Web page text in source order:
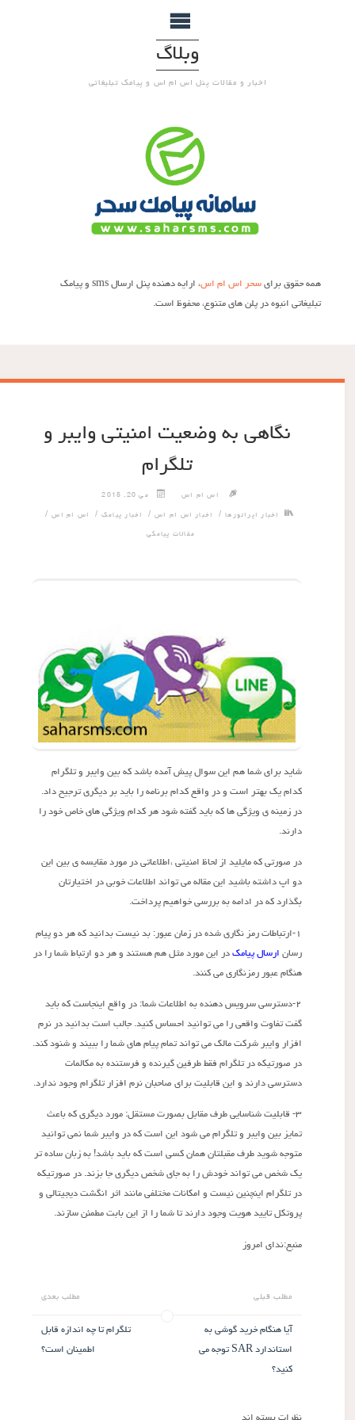
وبلاگ
اخبار و مقالات پنل اس ام اس و پیامک تبلیغاتی
همه حقوق برایسحر اس ام اس
، ارایه دهنده پنل ارسال sms و پیامک
تبلیغاتی انبوه در پلن های متنوع، محفوظ است.
نگاهی به وضعیت امنیتی وایبر و
تلگرام
اس ام اس می 20, 2015
اخبار اپراتورها/ اخبار اس ام اس / اخبار پیامک/ اس ام اس/
مقالات پیامکی
شاید برای شما هم این سوال پیش آمده باشد که بین وایبر و تلگرام
کدام یک بهتر است و در واقع کدام برنامه را باید بر دیگری ترجیح داد.
در زمینه ی ویژگی ها که باید گفته شود هر کدام ویژگی های خاص خود را
دارند.
در صورتی که مایلید از لحاظ امنیتی ،اطلاعاتی در مورد مقایسه ی بین این
دو اپ داشته باشید این مقاله می تواند اطلاعات خوبی در اختیارتان
بگذارد که در ادامه به بررسی خواهیم پرداخت.
۱-ارتباطات رمز نگاری شده در زمان عبور: بد نیست بدانید که هر دو پیام
رسانارسال پیامکدر این مورد مثل هم هستند و هر دو ارتباط شما را در
هنگام عبور رمزنگاری می کنند.
۲-دسترسی سرویس دهنده به اطلاعات شما: در واقع اینجاست که باید
گفت تفاوت واقعی را می توانید احساس کنید. جالب است بدانید در نرم
افزار وایبر شرکت مالک می تواند تمام پیام های شما را ببیند و شنود کند.
در صورتیکه در تلگرام فقط طرفین گیرنده و فرستنده به مکالمات
دسترسی دارند و این قابلیت برای صاحبان نرم افزار تلگرام وجود ندارد.
۳- قابلیت شناسایی طرف مقابل بصورت مستقل: مورد دیگری که باعث
تمایز بین وایبر و تلگرام می شود این است که در وایبر شما نمی توانید
متوجه شوید طرف مقبلتان همان کسی است که باید باشد! به زبان ساده تر
یک شخص می تواند خودش را به جای شخص دیگری جا بزند. در صورتیکه
در تلگرام اینچنین نیست و امکانات مختلفی مانند اثر انگشت دیجیتالی و
پروتکل تایید هویت وجود دارند تا شما را از این بابت مطمئن سازند.
منبع:ندای امروز
مطلب قبلی
آیا هنگام خرید گوشی به
استاندارد SAR توجه می
کنید؟
مطلب بعدی
تلگرام تا چه اندازه قابل
اطمینان است؟